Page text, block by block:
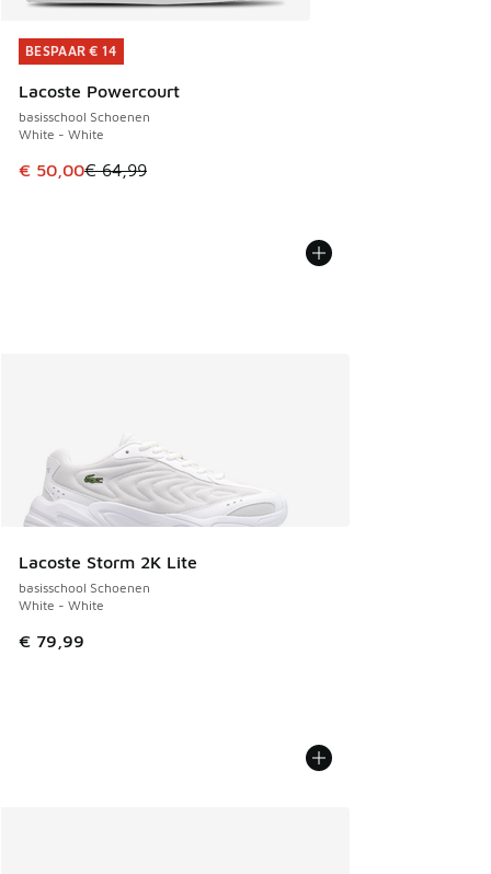
BESPAAR € 14
Lacoste Powercourt
basisschool Schoenen
White - White
Dit artikel is in de uitverkoop. Dit artikel is in de
€ 50,00€ 64,99
BESPAAR € 14
Lacoste Storm 2K Lite
basisschool Schoenen
White - White
€ 79,99